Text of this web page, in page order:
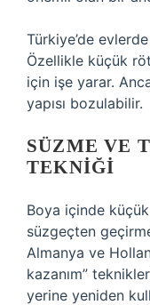
Türkiye’de
Özellikle küçük
için işe yarar.
yapısı bozulabilir.
SÜZME VE
TEKNIĞI
Boya içinde
süzgeçten
Almanya ve
kazanım”
yerine yeniden